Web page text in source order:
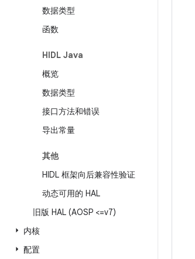
数据类型
函数
HIDL Java
概览
数据类型
接口方法和错误
导出常量
其他
HIDL 框架向后兼容性验证
动态可用的 HAL
旧版 HAL (AOSP <=v7)
内核
配置